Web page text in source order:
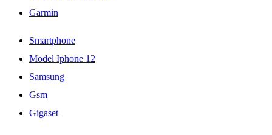
Garmin
Smartphone
Model Iphone 12
Samsung
Gsm
Gigaset